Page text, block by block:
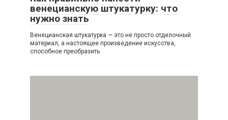
венецианскую штукатурку: что
нужно знать
Венецианская штукатурка — это не просто отделочный
материал, а настоящее произведение искусства,
способное преобразить